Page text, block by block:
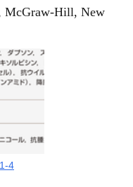
McGraw-Hill, New
4